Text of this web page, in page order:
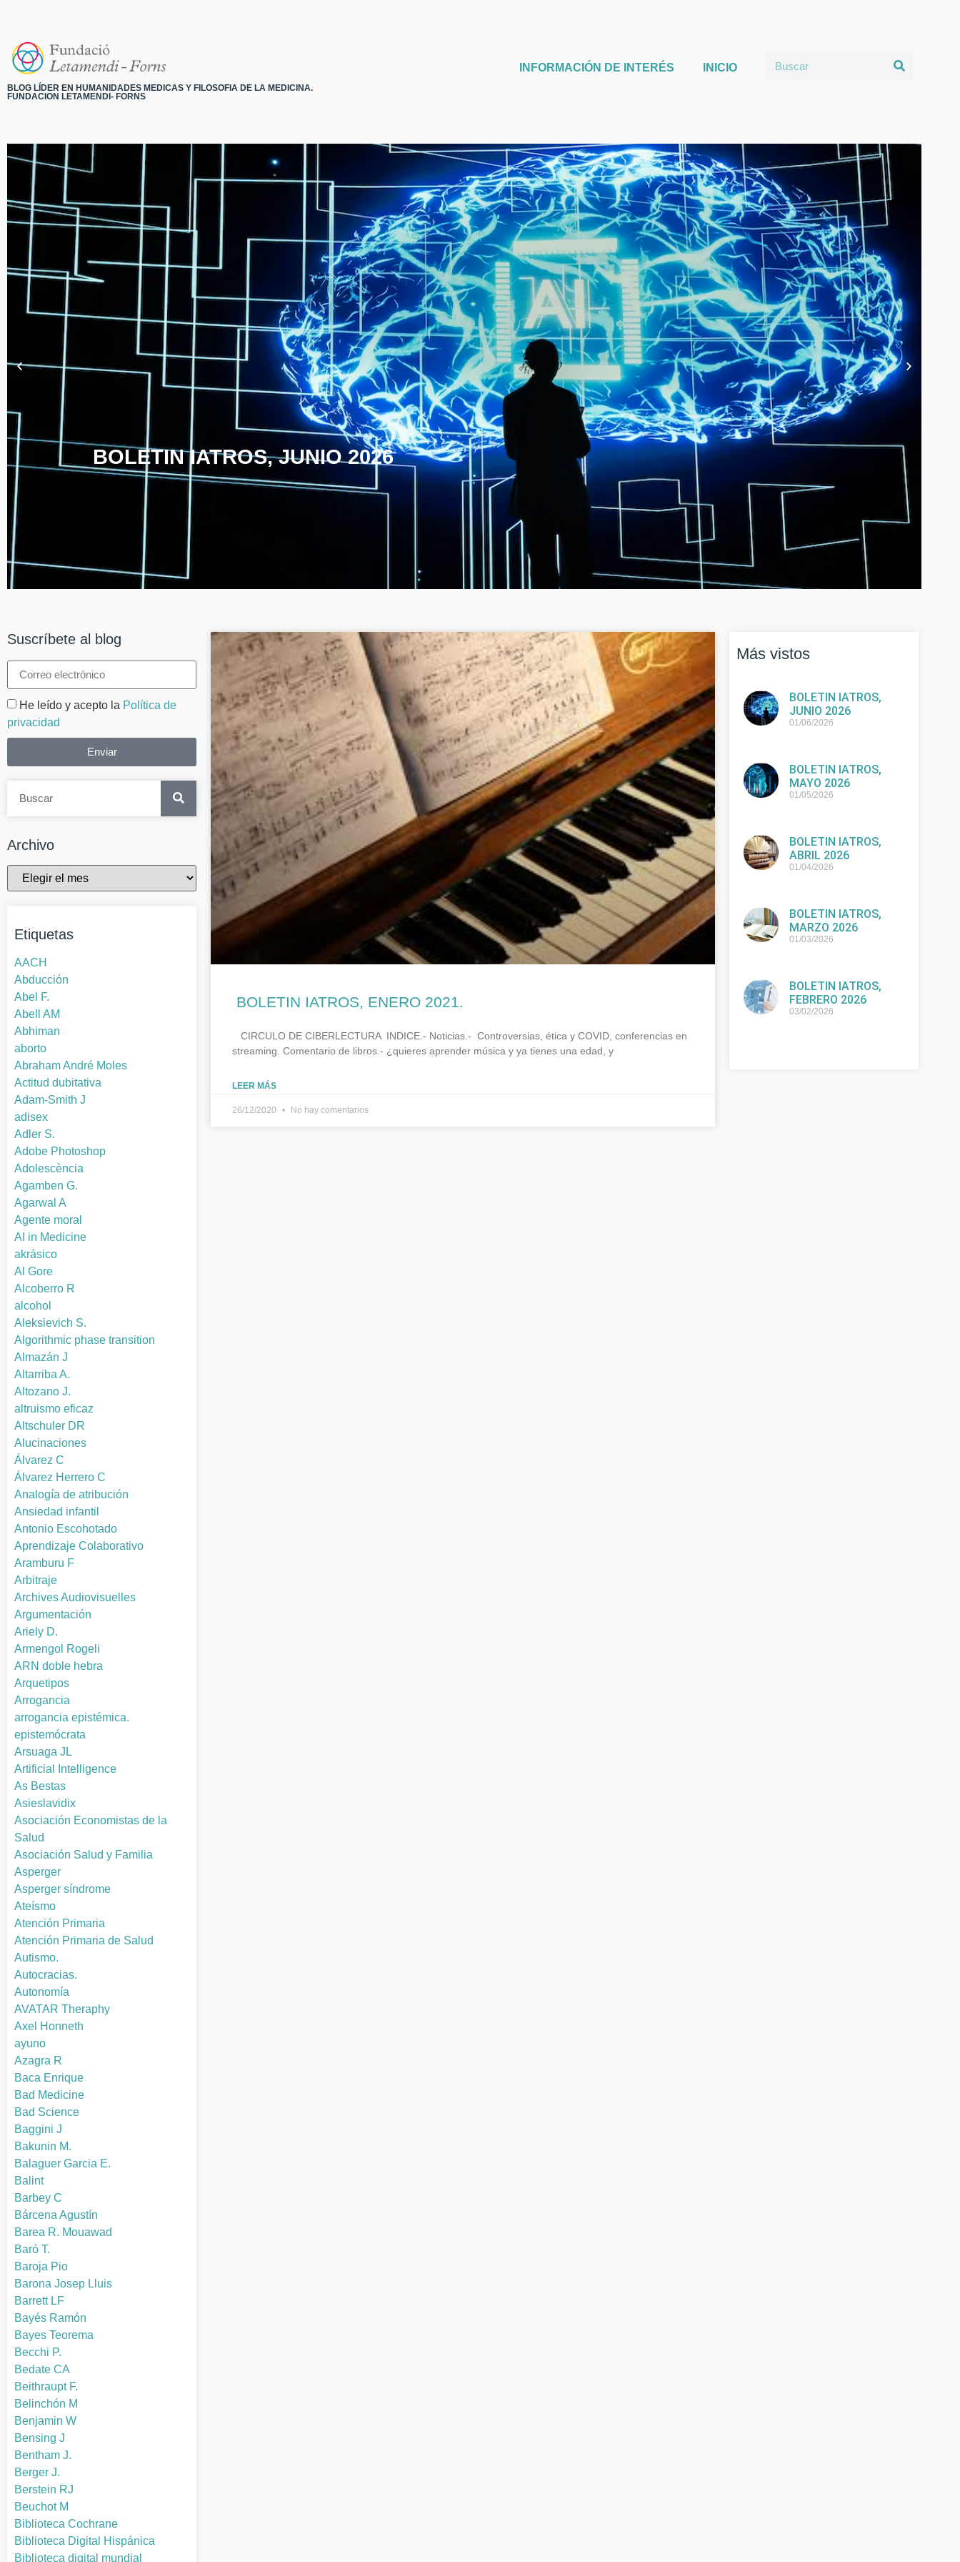
BLOG LÍDER EN HUMANIDADES MEDICAS Y FILOSOFIA DE LA MEDICINA.
FUNDACION LETAMENDI- FORNS
INFORMACIÓN DE INTERÉS INICIO
BOLETIN IATROS, JUNIO 2026
Suscríbete al blog
He leído y acepto la Política de
privacidad
Enviar
Archivo
Etiquetas
AACH
Abducción
Abel F.
Abell AM
Abhiman
aborto
Abraham André Moles
Actitud dubitativa
Adam-Smith J
adisex
Adler S.
Adobe Photoshop
Adolescència
Agamben G.
Agarwal A
Agente moral
AI in Medicine
akrásico
Al Gore
Alcoberro R
alcohol
Aleksievich S.
Algorithmic phase transition
Almazán J
Altarriba A.
Altozano J.
altruismo eficaz
Altschuler DR
Alucinaciones
Álvarez C
Álvarez Herrero C
Analogía de atribución
Ansiedad infantil
Antonio Escohotado
Aprendizaje Colaborativo
Aramburu F
Arbitraje
Archives Audiovisuelles
Argumentación
Ariely D.
Armengol Rogeli
ARN doble hebra
Arquetipos
Arrogancia
arrogancia epistémica.
epistemócrata
Arsuaga JL
Artificial Intelligence
As Bestas
Asieslavidix
Asociación Economistas de la
Salud
Asociación Salud y Familia
Asperger
Asperger síndrome
Ateísmo
Atención Primaria
Atención Primaria de Salud
Autismo.
Autocracias.
Autonomía
AVATAR Theraphy
Axel Honneth
ayuno
Azagra R
Baca Enrique
Bad Medicine
Bad Science
Baggini J
Bakunin M.
Balaguer Garcia E.
Balint
Barbey C
Bárcena Agustín
Barea R. Mouawad
Baró T.
Baroja Pio
Barona Josep Lluis
Barrett LF
Bayés Ramón
Bayes Teorema
Becchi P.
Bedate CA
Beithraupt F.
Belinchón M
Benjamin W
Bensing J
Bentham J.
Berger J.
Berstein RJ
Beuchot M
Biblioteca Cochrane
Biblioteca Digital Hispánica
Biblioteca digital mundial
BOLETIN IATROS, ENERO 2021.
CIRCULO DE CIBERLECTURA INDICE.- Noticias.- Controversias, ética y COVID, conferencias en
streaming. Comentario de libros.- ¿quieres aprender música y ya tienes una edad, y
LEER MÁS
26/12/2020 No hay comentarios
Más vistos
BOLETIN IATROS,
JUNIO 2026
01/06/2026
BOLETIN IATROS,
MAYO 2026
01/05/2026
BOLETIN IATROS,
ABRIL 2026
01/04/2026
BOLETIN IATROS,
MARZO 2026
01/03/2026
BOLETIN IATROS,
FEBRERO 2026
03/02/2026